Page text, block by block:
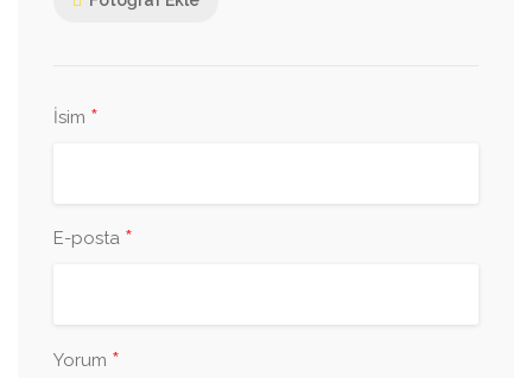
İsim *
E-posta *
Yorum *